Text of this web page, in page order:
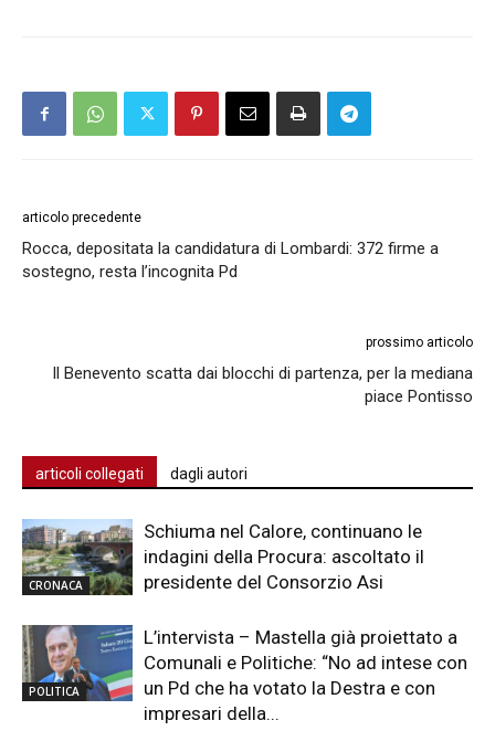
articolo precedente
Rocca, depositata la candidatura di Lombardi: 372 firme a
sostegno, resta l’incognita Pd
prossimo articolo
Il Benevento scatta dai blocchi di partenza, per la mediana
piace Pontisso
articoli collegati dagli autori
CRONACA
Schiuma nel Calore, continuano le
indagini della Procura: ascoltato il
presidente del Consorzio Asi
POLITICA
L’intervista – Mastella già proiettato a
Comunali e Politiche: “No ad intese con
un Pd che ha votato la Destra e con
impresari della...